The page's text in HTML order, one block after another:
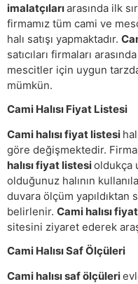
imalatçılarıarasında ilk
firmamız tüm cami ve
halı satışı yapmaktadır.
satıcıları firmaları
mescitler için uygun
mümkün.
Cami Halısı Fiyat Listesi
Cami halısı fiyat listesi
göre değişmektedir.
halısı fiyat listesioldukça
olduğunuz halının
duvara ölçüm yapıldıktan
belirlenir. Cami halısı
sitesini ziyaret ederek
Cami Halısı Saf Ölçüleri
Cami halısı saf ölçüleri